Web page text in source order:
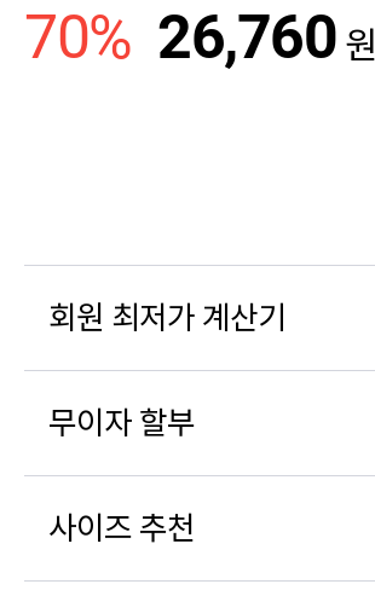
70% 26,760 원
회원 최저가 계산기
무이자 할부
사이즈 추천